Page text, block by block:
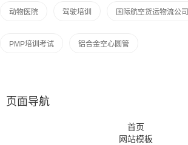
动物医院 驾驶培训 国际航空货运物流公司
PMP培训考试 铝合金空心圆管
页面导航
首页
网站模板